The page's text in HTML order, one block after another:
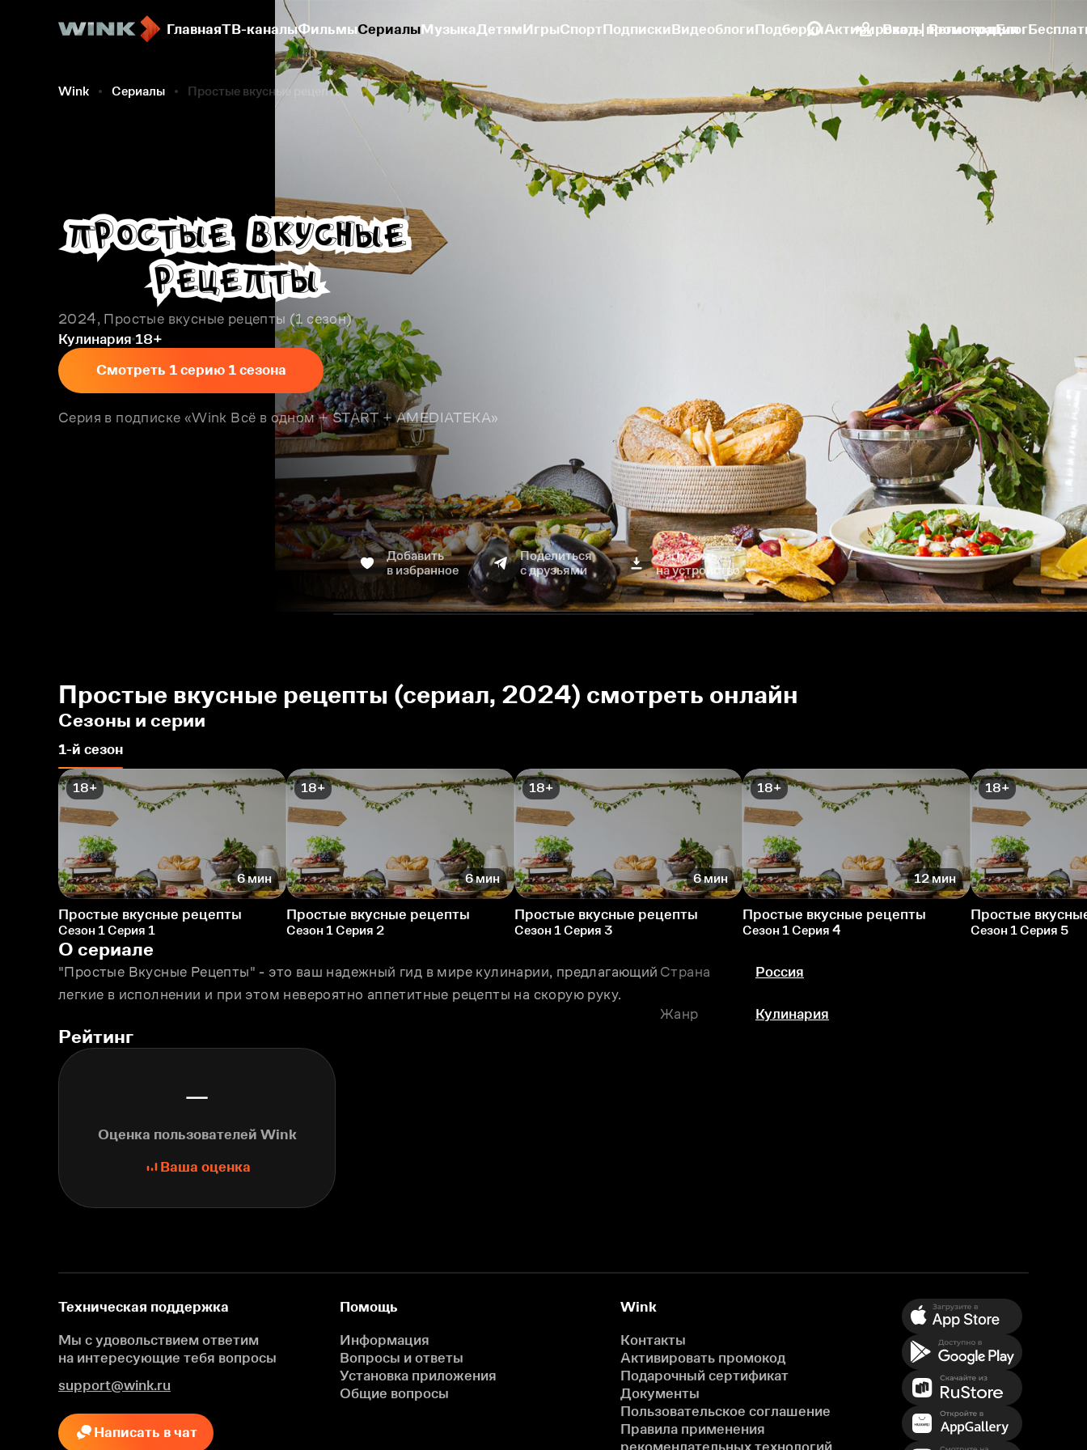
ГлавнаяТВ-каналыФильмыСериалыМузыкаДетямИгрыСпортПодпискиВидеоблогиПодборкиАктивировать промокодБлог
Вход | Регистрация
Wink Сериалы Простые вкусные рецепты
2024, Простые вкусные рецепты
1 сезон
Кулинария 18+
Смотреть 1 серию 1 сезона
Серия в подписке «Wink Всё в одном + START + AMEDIATEKA»
Добавить
в избранное
Поделиться
с друзьями
Загрузить
на устройство
Простые вкусные рецепты (сериал, 2024) смотреть онлайн
Сезоны и серии
1-й сезон
18+
6 мин
Простые вкусные рецепты
Сезон 1 Серия 1
18+
6 мин
Простые вкусные рецепты
Сезон 1 Серия 2
18+
6 мин
Простые вкусные рецепты
Сезон 1 Серия 3
18+
12 мин
Простые вкусные рецепты
Сезон 1 Серия 4
18+
Простые
Сезон 1 Серия 5
О сериале
"Простые Вкусные Рецепты" - это ваш надежный гид в мире кулинарии, предлагающий
легкие в исполнении и при этом невероятно аппетитные рецепты на скорую руку.
Страна Россия
Жанр Кулинария
Рейтинг
—
Оценка пользователей Wink
Ваша оценка
Техническая поддержка
Мы с удовольствием ответим
на интересующие тебя вопросы
support@wink.ru
Написать в чат
Помощь
Информация
Вопросы и ответы
Установка приложения
Общие вопросы
Wink
Контакты
Активировать промокод
Подарочный сертификат
Документы
Пользовательское соглашение
Правила применения
рекомендательных технологий